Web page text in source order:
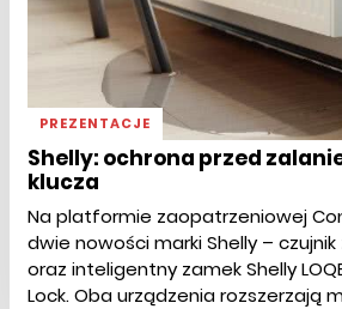
PREZENTACJE
Shelly: ochrona przed
klucza
Na platformie zaopatrzeniowej
dwie nowości marki Shelly –
oraz inteligentny zamek Shelly
Lock. Oba urządzenia rozszerzają